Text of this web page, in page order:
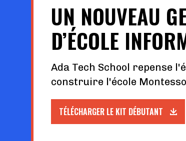
UN NOUVEAU
D’ÉCOLE
Ada Tech School repense
construire l'école
TÉLÉCHARGER LE KIT DÉBUTANT